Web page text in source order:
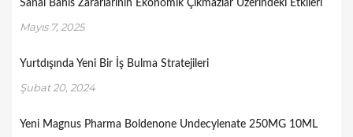
Sanal Bahis Zararlarının Ekonomik Çıkmazlar Üzerindeki Etkileri
Mayıs 7, 2025
Yurtdışında Yeni Bir İş Bulma Stratejileri
Şubat 20, 2024
Yeni Magnus Pharma Boldenone Undecylenate 250MG 10ML